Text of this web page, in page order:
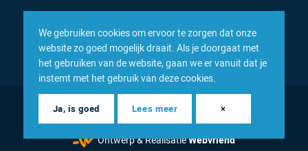
© 2026 Inacom — Sterk in spareparts, consumables en
componenten
Ontwerp & RealisatieWebvriend
We gebruiken cookies om ervoor te zorgen dat onze
website zo goed mogelijk draait. Als je doorgaat met
het gebruiken van de website, gaan we er vanuit dat je
instemt met het gebruik van deze cookies.
Ja, is goed Lees meer ×